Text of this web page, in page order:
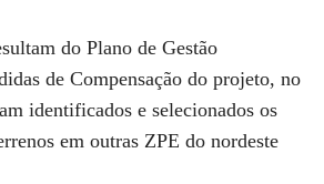
do Plano de Gestão
de Compensação do projeto, no
identificados e selecionados os
em outras ZPE do nordeste